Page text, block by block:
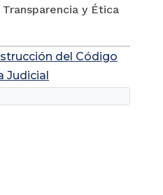
y Ética
del Código
Judicial